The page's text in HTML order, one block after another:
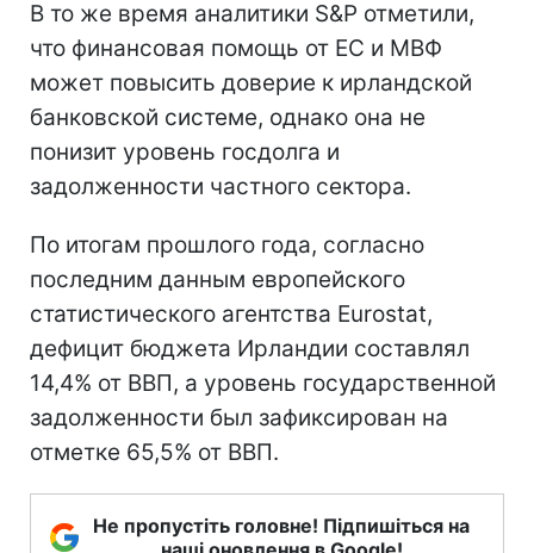
В то же время аналитики S&P отметили,
что финансовая помощь от ЕС и МВФ
может повысить доверие к ирландской
банковской системе, однако она не
понизит уровень госдолга и
задолженности частного сектора.
По итогам прошлого года, согласно
последним данным европейского
статистического агентства Eurostat,
дефицит бюджета Ирландии составлял
14,4% от ВВП, а уровень государственной
задолженности был зафиксирован на
отметке 65,5% от ВВП.
Не пропустіть головне! Підпишіться на